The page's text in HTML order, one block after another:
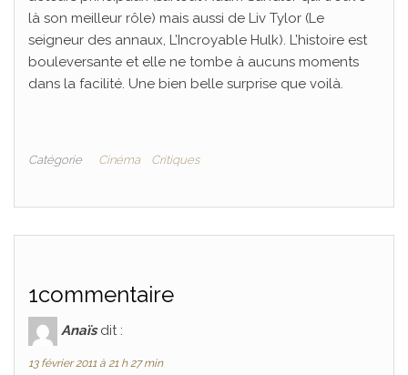
là son meilleur rôle) mais aussi de Liv Tylor (Le
seigneur des annaux, L’Incroyable Hulk). L’histoire est
bouleversante et elle ne tombe à aucuns moments
dans la facilité. Une bien belle surprise que voilà.
Catégorie Cinéma Critiques
1commentaire
Anaïs dit :
13 février 2011 à 21 h 27 min